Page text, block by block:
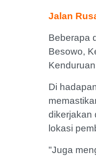
Jalan
Beberapa
Besowo,
Di
dikerjakan
lokasi
"Juga